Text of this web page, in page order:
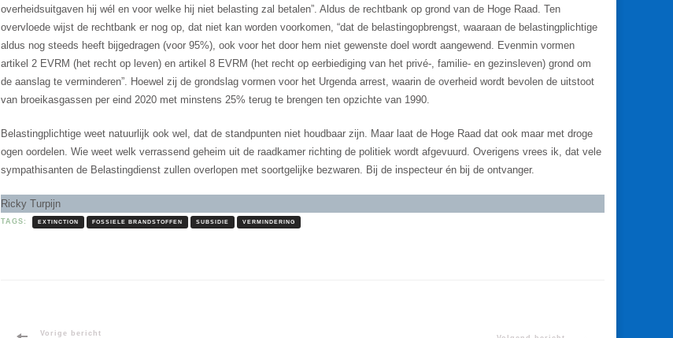
overheidsuitgaven hij wél en voor welke hij niet belasting zal betalen”. Aldus de rechtbank op grond van de Hoge Raad. Ten
overvloede wijst de rechtbank er nog op, dat niet kan worden voorkomen, “dat de belastingopbrengst, waaraan de belastingplichtige
aldus nog steeds heeft bijgedragen (voor 95%), ook voor het door hem niet gewenste doel wordt aangewend. Evenmin vormen
artikel 2 EVRM (het recht op leven) en artikel 8 EVRM (het recht op eerbiediging van het privé-, familie- en gezinsleven) grond om
de aanslag te verminderen”. Hoewel zij de grondslag vormen voor het Urgenda arrest, waarin de overheid wordt bevolen de uitstoot
van broeikasgassen per eind 2020 met minstens 25% terug te brengen ten opzichte van 1990.
Belastingplichtige weet natuurlijk ook wel, dat de standpunten niet houdbaar zijn. Maar laat de Hoge Raad dat ook maar met droge
ogen oordelen. Wie weet welk verrassend geheim uit de raadkamer richting de politiek wordt afgevuurd. Overigens vrees ik, dat vele
sympathisanten de Belastingdienst zullen overlopen met soortgelijke bezwaren. Bij de inspecteur én bij de ontvanger.
Ricky Turpijn
TAGS: EXTINCTION FOSSIELE BRANDSTOFFEN SUBSIDIE VERMINDERING
Vorige bericht